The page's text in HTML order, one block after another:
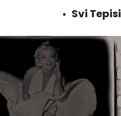
Svi Tepisi